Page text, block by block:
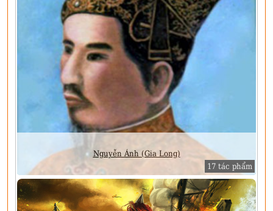
Nguyễn Ánh (Gia Long)
17 tác phẩm